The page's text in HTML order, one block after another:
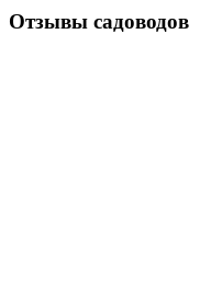
Отзывы садоводов